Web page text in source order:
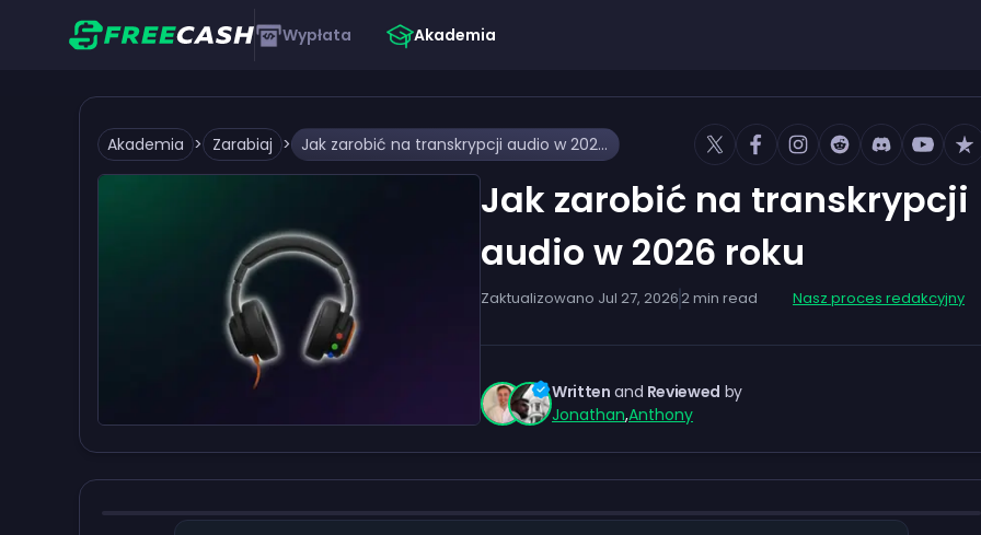
Wypłata Akademia
Akademia > Zarabiaj > Jak zarobić na transkrypcji audio w 2026 roku
Jak zarobić na transkrypcji
audio w 2026 roku
Zaktualizowano Jul 27, 20262min read Nasz proces redakcyjny
Written and Reviewed by
Jonathan,Anthony